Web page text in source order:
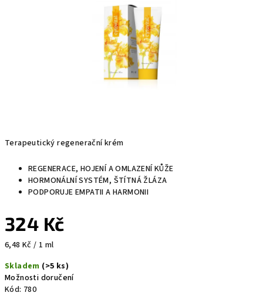
Terapeutický regenerační krém
REGENERACE, HOJENÍ A OMLAZENÍ KŮŽE
HORMONÁLNÍ SYSTÉM, ŠTÍTNÁ ŽLÁZA
PODPORUJE EMPATII A HARMONII
324 Kč
Měrná
6,48 Kč / 1 ml
Skladem (>5 ks)
Možnosti doručení
Kód: 780